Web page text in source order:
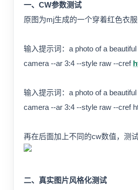
一、CW参数测试
原图为mj生成的一个穿着红色衣
输入提示词：a photo of a
camera --ar 3:4 --style raw --cref
输入提示词：a photo of a
camera --ar 3:4 --style raw --cref
再在后面加上不同的cw数值，测试
二、真实图片风格化测试